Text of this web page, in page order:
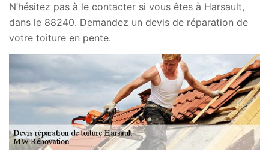
N’hésitez pas à le contacter si vous êtes à Harsault,
dans le 88240. Demandez un devis de réparation de
votre toiture en pente.